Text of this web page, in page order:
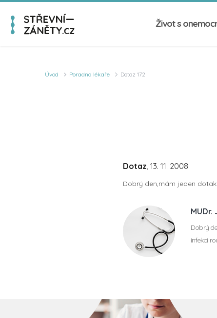
Život s
Úvod Poradna lékaře Dotaz 172
Dotaz, 13. 11. 2008
Dobrý den,mám jeden
Dobrý
infekci